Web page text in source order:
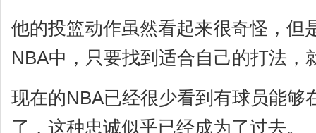
他的投篮动作虽然看起来很奇怪，但
NBA中，只要找到适合自己的打法，
现在的NBA已经很少看到有球员能够
了，这种忠诚似乎已经成为了过去。